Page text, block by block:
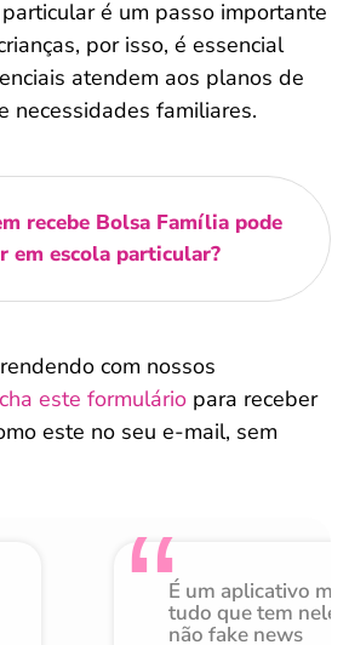
é um passo importante
por isso, é essencial
atendem aos planos de
necessidades familiares.
recebe Bolsa Família pode
em escola particular?
com nossos
este formulário para receber
este no seu e-mail, sem
É um aplicativo
tudo que tem nele
não fake news